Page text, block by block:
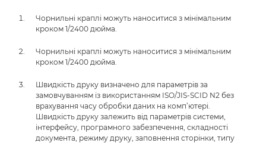
Чорнильні краплі можуть наноситися з мінімальним
кроком 1/2400 дюйма.
Чорнильні краплі можуть наноситися з мінімальним
кроком 1/2400 дюйма.
Швидкість друку визначено для параметрів за
замовчуванням із використанням ISO/JIS-SCID N2 без
врахування часу обробки даних на комп’ютері.
Швидкість друку залежить від параметрів системи,
інтерфейсу, програмного забезпечення, складності
документа, режиму друку, заповнення сторінки, типу